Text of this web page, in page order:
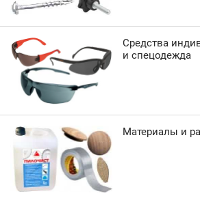
Средства
и спецодежда
Материалы и